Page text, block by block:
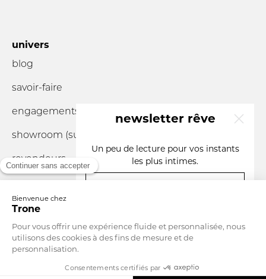
univers
blog
savoir-faire
engagements
showroom (sur
revendeurs
Devise
France Langue
Français
newsletter rêve
Un peu de lecture pour vos instants
les plus intimes.
votre e-mail
S'INSCRIRE
En m'abonnant, j'accepte que Trone traite mes données personnelles